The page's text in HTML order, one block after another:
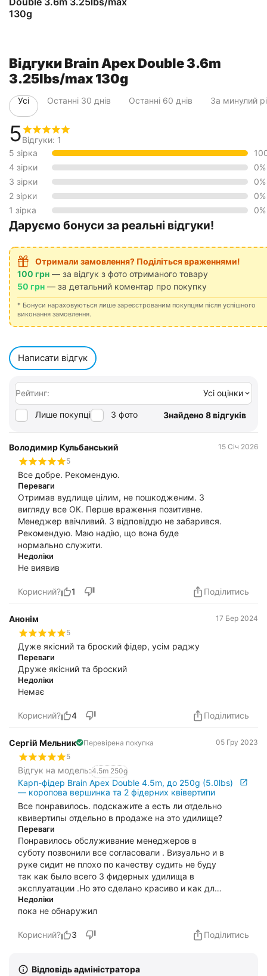
130g
Відгуки Brain Apex Double 3.6m
3.25lbs/max 130g
5Відгуки: 1
5 зірка
4 зірки
0%
3 зірки
0%
2 зірки
0%
1 зірка
0%
Даруємо бонуси за реальні відгуки!
Отримали замовлення? Поділіться враженнями!
100 грн — за відгук з фото отриманого товару
50 грн — за детальний коментар про покупку
* Бонуси нараховуються лише зареєстрованим покупцям після успішного
виконання замовлення.
Написати відгук
Усі Останні 30 днів Останні 60 днів За минулий
Рейтинг: Усі оцінки
Лише покупці З фото Знайдено 8 відгуків
Володимир Кульбанський
15 Січ 2026
5
Все добре. Рекомендую.
Переваги
Отримав вудлище цілим, не пошкодженим. З
вигляду все ОК. Перше враження позитивне.
Менеджер ввічливий. З відповіддю не забарився.
Рекомендую. Маю надію, що вона буде
нормально служити.
Недоліки
Не виявив
Корисний? 1 Поділитись
Анонім
17 Бер 2024
5
Дуже якісний та броский фідер, усім раджу
Переваги
Друже якісний та броский
Недоліки
Немає
Корисний? 4 Поділитись
Сергій Мельник Перевірена покупка
05 Гру 2023
5
Відгук на модель:4.5m 250g
Карп-фідер Brain Apex Double 4.5m, до 250g (5.0lbs)
— коропова вершинка та 2 фідерних квівертипи
Все понравилось. подскажите а есть ли отдельно
квивертипы отдельно в продаже на это удилище?
Переваги
Понравилось обслуживание менеджеров в
суботу позвонили все согласовали . Визуально и в
руке сидит не плохо по качеству судить не буду
так как было всего 3 фидерных удилища в
эксплуатации .Но это сделано красиво и как для
меня по качеству лучше моих фанатик и флагман
.
Недоліки
пока не обнаружил
Корисний? 3 Поділитись
Відповідь адміністратора